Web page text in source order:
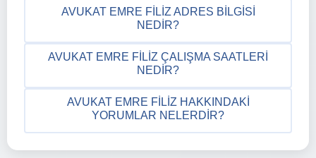
AVUKAT EMRE FILIZ ADRES BILGISI
NEDIR?
AVUKAT EMRE FILIZ ÇALIŞMA SAATLERI
NEDIR?
AVUKAT EMRE FILIZ HAKKINDAKI
YORUMLAR NELERDIR?